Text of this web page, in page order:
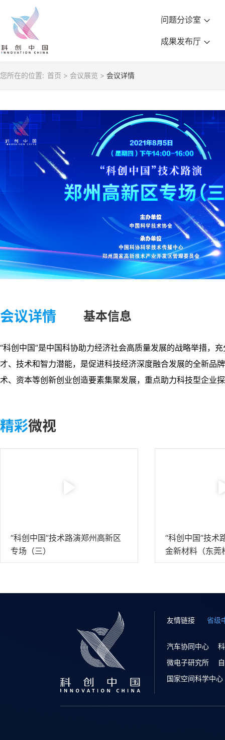
问题分诊室
成果发布厅
您所在的位置: 首页 > 会议展览 > 会议详情
会议详情 基本信息
“科创中国”是中国科协助力经济社会高质量发展的战略举措，
才、技术和智力潜能，是促进科技经济深度融合发展的全新品牌
术、资本等创新创业创造要素集聚发展，重点助力科技型企业
精彩微视
“科创中国”技术路演郑州高新区
专场（三）
“科创中国”技
金新材料（东莞
专场
友情链接 省级
汽车协同中心
微电子研究所
国家空间科学中心